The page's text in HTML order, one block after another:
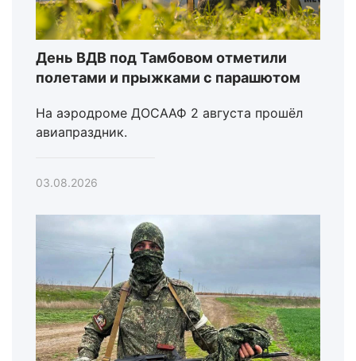
День ВДВ под Тамбовом отметили
полетами и прыжками с парашютом
На аэродроме ДОСААФ 2 августа прошёл
авиапраздник.
03.08.2026